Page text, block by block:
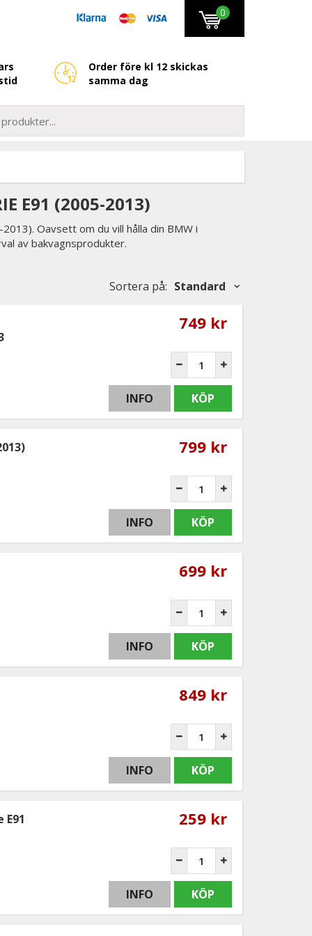
0
Order före kl 12 skickas
samma dag
E91 (2005-2013)
Oavsett om du vill hålla din BMW i
av bakvagnsprodukter.
Sortera på: Standard
749 kr
INFO KÖP
799 kr
INFO KÖP
699 kr
INFO KÖP
849 kr
INFO KÖP
259 kr
INFO KÖP